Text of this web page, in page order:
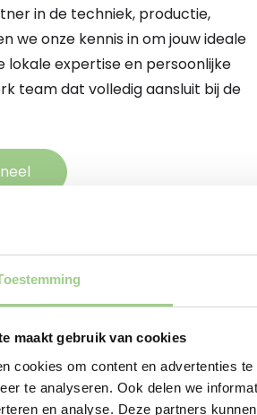
maakt gebruik van cookies
cookies om content en advertenties
te analyseren. Ook delen we
en analyse. Deze partners
in de techniek, productie,
we onze kennis in om jouw ideale
lokale expertise en persoonlijke
team dat volledig aansluit bij de